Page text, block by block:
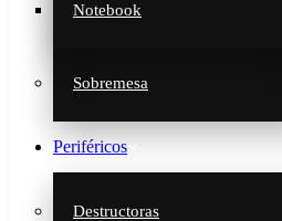
Notebook
Sobremesa
Periféricos
Destructoras